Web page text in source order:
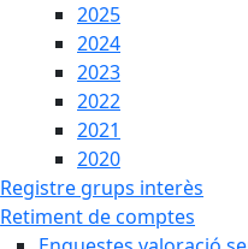
2025
2024
2023
2022
2021
2020
Registre grups interès
Retiment de comptes